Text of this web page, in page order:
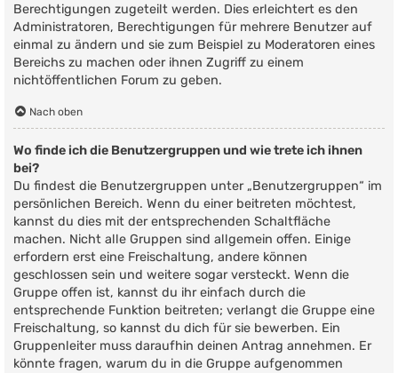
Berechtigungen zugeteilt werden. Dies erleichtert es den
Administratoren, Berechtigungen für mehrere Benutzer auf
einmal zu ändern und sie zum Beispiel zu Moderatoren eines
Bereichs zu machen oder ihnen Zugriff zu einem
nichtöffentlichen Forum zu geben.
Nach oben
Wo finde ich die Benutzergruppen und wie trete ich ihnen
bei?
Du findest die Benutzergruppen unter „Benutzergruppen“ im
persönlichen Bereich. Wenn du einer beitreten möchtest,
kannst du dies mit der entsprechenden Schaltfläche
machen. Nicht alle Gruppen sind allgemein offen. Einige
erfordern erst eine Freischaltung, andere können
geschlossen sein und weitere sogar versteckt. Wenn die
Gruppe offen ist, kannst du ihr einfach durch die
entsprechende Funktion beitreten; verlangt die Gruppe eine
Freischaltung, so kannst du dich für sie bewerben. Ein
Gruppenleiter muss daraufhin deinen Antrag annehmen. Er
könnte fragen, warum du in die Gruppe aufgenommen